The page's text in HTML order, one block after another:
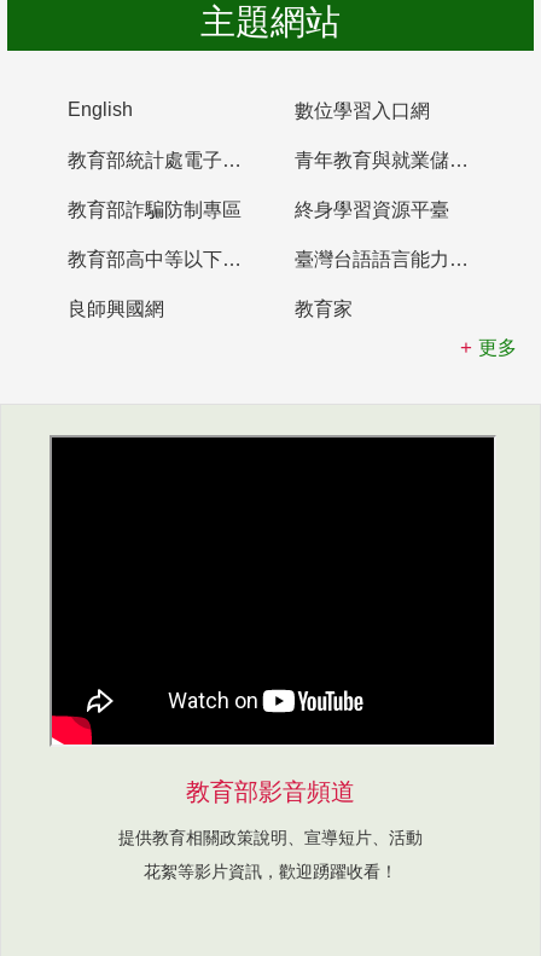
主題網站
English 數位學習入口網
教育部統計處電子書櫃 青年教育與就業儲蓄帳戶
教育部詐騙防制專區 終身學習資源平臺
教育部高中等以下學校及幼兒園教師資格檢定考試 臺灣台語語言能力認證網站
良師興國網
教育家
更多
教育部影音頻道
提供教育相關政策說明、宣導短片、活動
花絮等影片資訊，歡迎踴躍收看！